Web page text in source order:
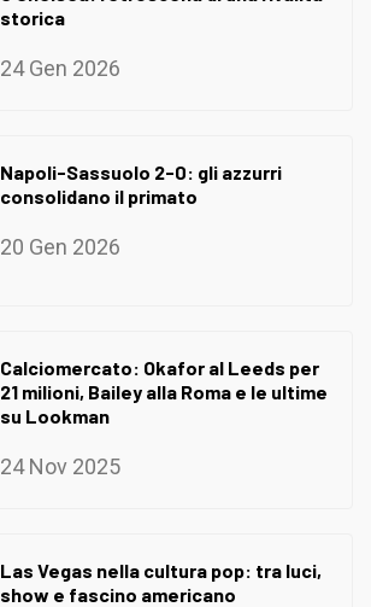
storica
24 Gen 2026
Napoli-Sassuolo 2-0: gli azzurri
consolidano il primato
20 Gen 2026
Calciomercato: Okafor al Leeds per
21 milioni, Bailey alla Roma e le ultime
su Lookman
24 Nov 2025
Las Vegas nella cultura pop: tra luci,
show e fascino americano